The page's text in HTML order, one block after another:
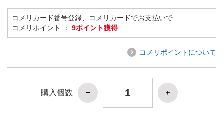
コメリカード番号登録、コメリカードでお支払いで
コメリポイント ： 9ポイント獲得
コメリポイントについて
購入個数